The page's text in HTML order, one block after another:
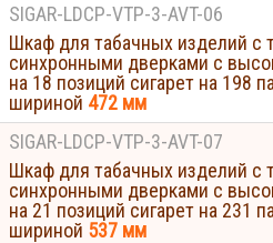
SIGAR-LDCP-VTP-3-AVT-06
Шкаф для табачных изделий с
синхронными дверками с
на 18 позиций сигарет на 198
шириной 472 мм
SIGAR-LDCP-VTP-3-AVT-07
Шкаф для табачных изделий с
синхронными дверками с
на 21 позиций сигарет на 231
шириной 537 мм